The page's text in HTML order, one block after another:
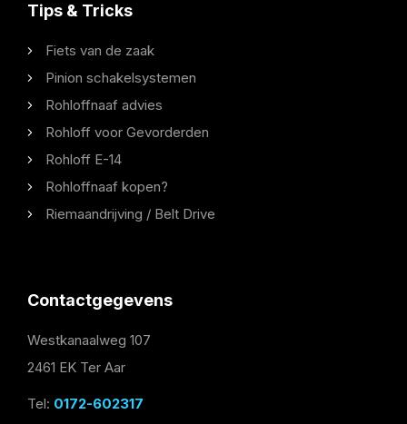
Tips & Tricks
Fiets van de zaak
Pinion schakelsystemen
Rohloffnaaf advies
Rohloff voor Gevorderden
Rohloff E-14
Rohloffnaaf kopen?
Riemaandrijving / Belt Drive
Contactgegevens
Westkanaalweg 107
2461 EK Ter Aar
Tel: 0172-602317